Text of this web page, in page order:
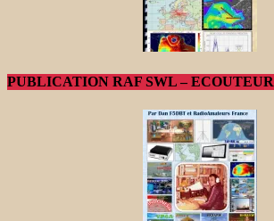
PUBLICATION RAF SWL – ECOUTEUR